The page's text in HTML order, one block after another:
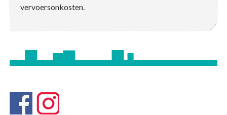
vervoersonkosten.